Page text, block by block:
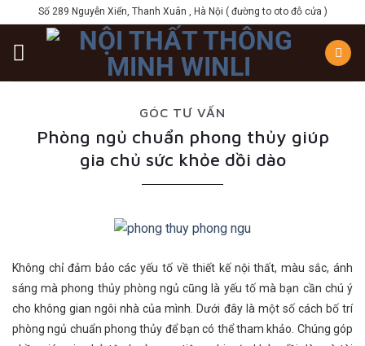
to
content
Số 289 Nguyễn Xiển, Thanh Xuân , Hà Nội ( đường to oto đỗ cửa )
GÓC TƯ VẤN
Phòng ngủ chuẩn phong thủy giúp
gia chủ sức khỏe dồi dào
Không chỉ đảm bảo các yếu tố về thiết kế nội thất, màu sắc, ánh
sáng mà phong thủy phòng ngủ cũng là yếu tố mà bạn cần chú ý
cho không gian ngôi nhà của mình. Dưới đây là một số cách bố trí
phòng ngủ chuẩn phong thủy để bạn có thể tham khảo. Chúng góp